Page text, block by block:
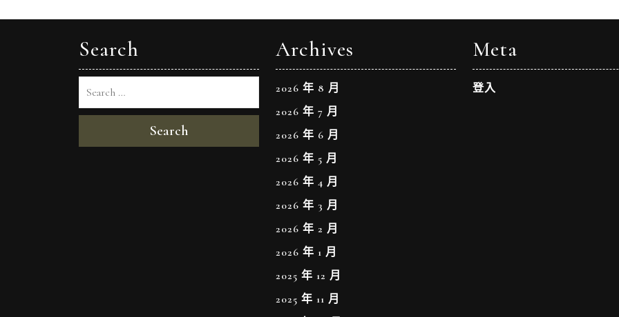
覽
Search
Search
Archives
2026 年 8 月
2026 年 7 月
2026 年 6 月
2026 年 5 月
2026 年 4 月
2026 年 3 月
2026 年 2 月
2026 年 1 月
2025 年 12 月
2025 年 11 月
Meta
登入